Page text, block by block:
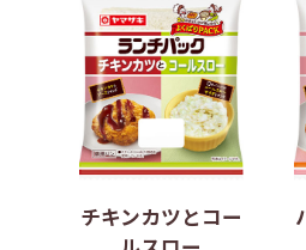
チキンカツとコー